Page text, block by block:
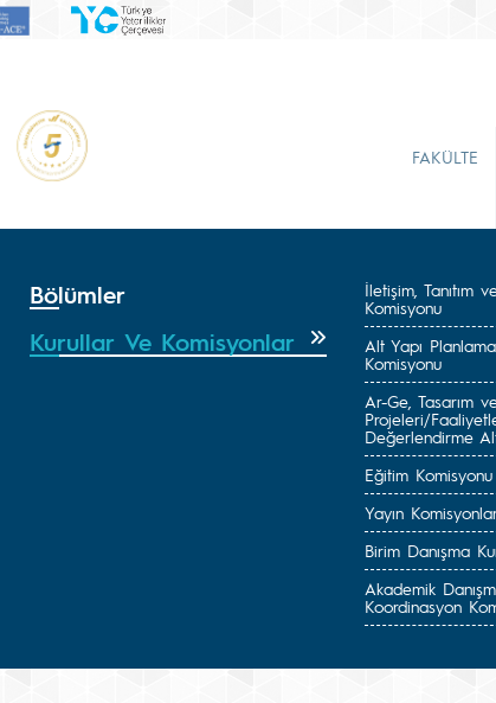
FAKÜLTE
Bölümler
Kurullar Ve Komisyonlar
İletişim, Tanıtım
Komisyonu
Alt Yapı
Komisyonu
Ar-Ge, Tasarım
Projeleri/
Değerlendirme
Eğitim Komisyonu
Yayın
Birim Danışma
Akademik
Koordinasyon